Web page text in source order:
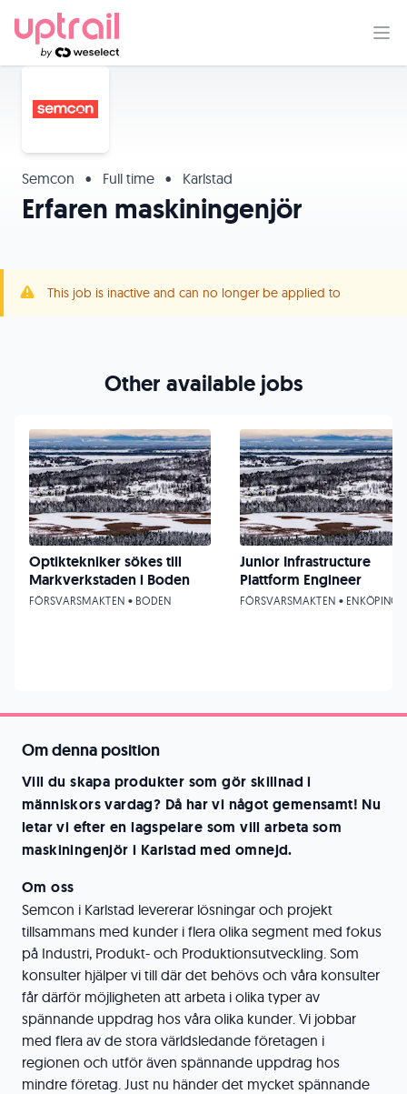
Semcon • Full time • Karlstad
Erfaren maskiningenjör
This job is inactive and can no longer be applied to
Om denna position
Vill du skapa produkter som gör skillnad i
människors vardag? Då har vi något gemensamt! Nu
letar vi efter en lagspelare som vill arbeta som
maskiningenjör i Karlstad med omnejd.
Om oss
Semcon i Karlstad levererar lösningar och projekt
tillsammans med kunder i flera olika segment med fokus
på Industri, Produkt- och Produktionsutveckling. Som
konsulter hjälper vi till där det behövs och våra konsulter
får därför möjligheten att arbeta i olika typer av
spännande uppdrag hos våra olika kunder. Vi jobbar
med flera av de stora världsledande företagen i
regionen och utför även spännande uppdrag hos
mindre företag. Just nu händer det mycket spännande
Other available jobs
Optiktekniker sökes till
Markverkstaden i Boden
FÖRSVARSMAKTEN • BODEN
Junior Infrastructure
Plattform Engineer
FÖRSVARSMAKTEN • ENKÖPING